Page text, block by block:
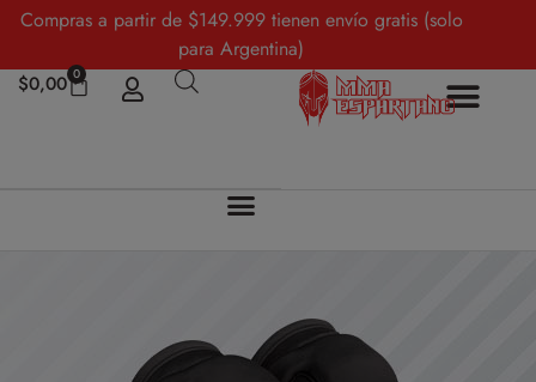
Compras a partir de $149.999 tienen envío gratis (solo
para Argentina)
$0,00 0